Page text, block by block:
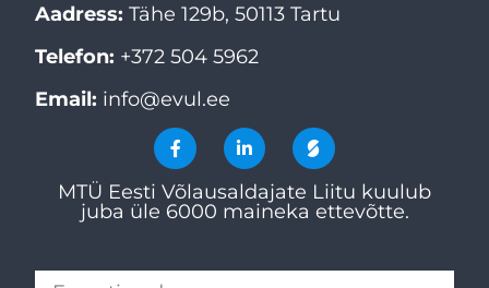
Aadress: Tähe 129b, 50113 Tartu
Telefon: +372 504 5962
Email: info@evul.ee
MTÜ Eesti Võlausaldajate Liitu kuulub
juba üle 6000 maineka ettevõtte.